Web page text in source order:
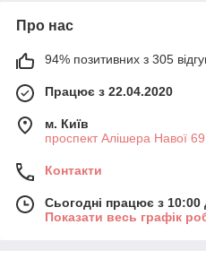
Про нас
94% позитивних з 305
Працює з 22.04.2020
м. Київ
проспект Алішера Навої
Контакти
Сьогодні працює з 10:00
Показати весь графік